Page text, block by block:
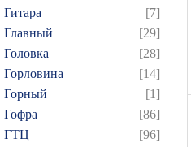
Гитара
[7]
Главный
[29]
Головка
[28]
Горловина
[14]
Горный
[1]
Гофра
[86]
ГТЦ
[96]